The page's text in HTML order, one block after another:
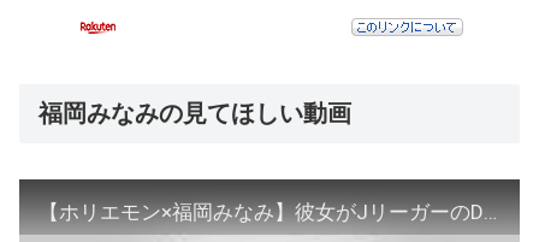
福岡みなみの見てほしい動画
【ホリエモン×福岡みなみ】彼女がJリーガーのDM晒した理由がわかりました。【堀江貴文/ライブ配信1億円/霜降りせいや】